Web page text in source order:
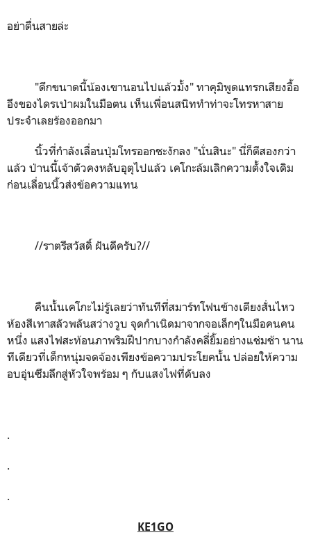
อย่าตื่นสายล่ะ
"ดึกขนาดนี้น้องเขานอนไปแล้วมั้ง" ทาคุมิพูดแทรกเสียงอื้อ
อึงของไดรเป่าผมในมือตน เห็นเพื่อนสนิททำท่าจะโทรหาสาย
ประจำเลยร้องออกมา
นิ้วที่กำลังเลื่อนปุ่มโทรออกชะงักลง "นั่นสินะ" นี่ก็ตีสองกว่า
แล้ว ป่านนี้เจ้าตัวคงหลับอุตุไปแล้ว เคโกะล้มเลิกความตั้งใจเดิม
ก่อนเลื่อนนิ้วส่งข้อความแทน
//ราตรีสวัสดิ์ ฝันดีครับ?//
คืนนั้นเคโกะไม่รู้เลยว่าทันทีที่สมาร์ทโฟนข้างเตียงสั่นไหว
ห้องสีเทาสลัวพลันสว่างวูบ จุดกำเนิดมาจากจอเล็กๆในมือคนคน
หนึ่ง แสงไฟสะท้อนภาพริมฝีปากบางกำลังคลี่ยิ้มอย่างแช่มช้า นาน
ทีเดียวที่เด็กหนุ่มจดจ้องเพียงข้อความประโยคนั้น ปล่อยให้ความ
อบอุ่นซึมลึกสู่หัวใจพร้อม ๆ กับแสงไฟที่ดับลง
.
.
.
KE1GO